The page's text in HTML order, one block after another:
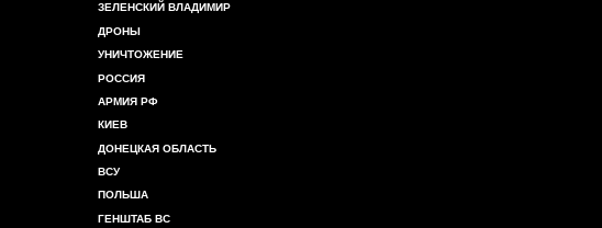
ЗЕЛЕНСКИЙ ВЛАДИМИР
ДРОНЫ
УНИЧТОЖЕНИЕ
РОССИЯ
АРМИЯ РФ
КИЕВ
ДОНЕЦКАЯ ОБЛАСТЬ
ВСУ
ПОЛЬША
ГЕНШТАБ ВС